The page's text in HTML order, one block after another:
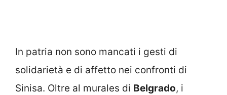
In patria non sono mancati i gesti di
solidarietà e di affetto nei confronti di
Sinisa. Oltre al murales di Belgrado, i